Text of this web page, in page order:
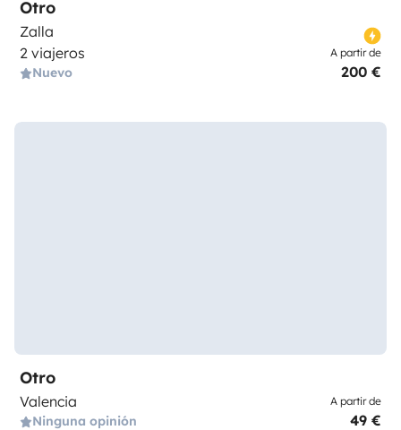
Otro
Zalla
2 viajeros
Nuevo
A partir de
200 €
Otro
Valencia
Ninguna opinión
A partir de
49 €